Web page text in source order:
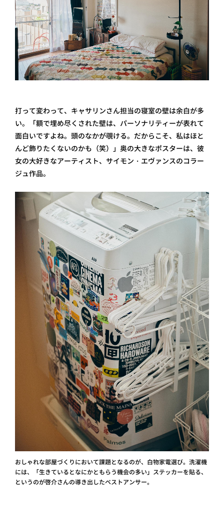
打って変わって、キャサリンさん担当の寝室の壁は余白が多
い。「額で埋め尽くされた壁は、パーソナリティーが表れて
面白いですよね。頭のなかが覗ける。だからこそ、私はほと
んど飾りたくないのかも（笑）」奥の大きなポスターは、彼
女の大好きなアーティスト、サイモン・エヴァンスのコラー
ジュ作品。
おしゃれな部屋づくりにおいて課題となるのが、白物家電選び。洗濯機
には、「生きているとなにかともらう機会の多い」ステッカーを貼る、
というのが啓介さんの導き出したベストアンサー。